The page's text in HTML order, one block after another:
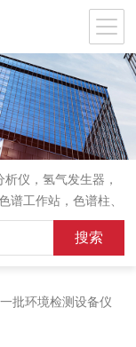
仪，氢气发生器，
谱工作站，色谱柱、
析仪，紫外分光光度
分析天平等常规实验
批环境检测设备仪